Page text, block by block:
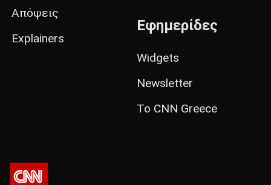
Απόψεις
Explainers
Εφημερίδες
Widgets
Newsletter
Το CNN Greece